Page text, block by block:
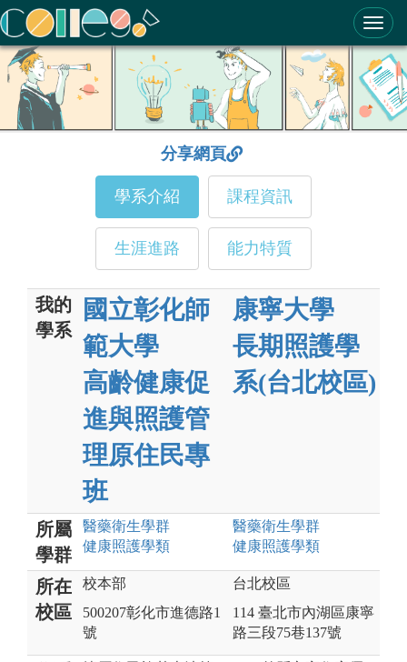
ColleGo! 大學選才與高中育才輔助系統
分享網頁
學系介紹 課程資訊
生涯進路 能力特質
我的
學系
國立彰化師
範大學
高齡健康促
進與照護管
理原住民專
班
康寧大學
長期照護學
系(台北校區)
所屬
學群
醫藥衛生學群
健康照護學類
醫藥衛生學群
健康照護學類
所在
校區
校本部
500207彰化市進德路1
號
台北校區
114 臺北市內湖區康寧
路三段75巷137號